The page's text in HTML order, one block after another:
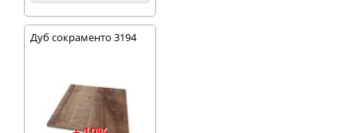
Дуб сокраменто 3194